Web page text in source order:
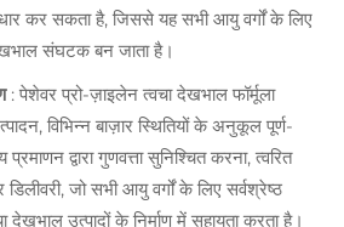
कर सकता है, जिससे यह सभी आयु वर्गों के लिए
संघटक बन जाता है।
: पेशेवर प्रो-ज़ाइलेन त्वचा देखभाल फॉर्मूला
विभिन्न बाज़ार स्थितियों के अनुकूल पूर्ण-
द्वारा गुणवत्ता सुनिश्चित करना, त्वरित
जो सभी आयु वर्गों के लिए सर्वश्रेष्ठ
देखभाल उत्पादों के निर्माण में सहायता करता है।